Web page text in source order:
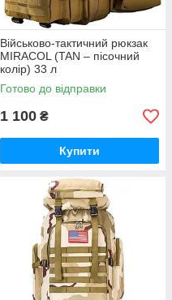
Військово-тактичний рюкзак
MIRACOL (TAN – пісочний
колір) 33 л
Готово до відправки
1 100 ₴
Купити